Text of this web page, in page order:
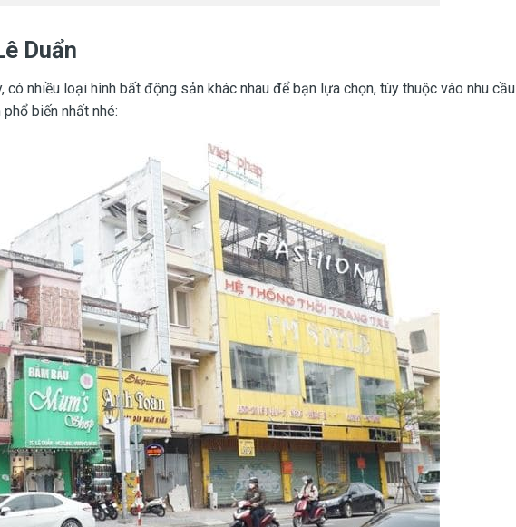
Duẩn
có nhiều loại hình bất động sản khác nhau để bạn lựa chọn, tùy thuộc vào nhu cầu
biến nhất nhé: